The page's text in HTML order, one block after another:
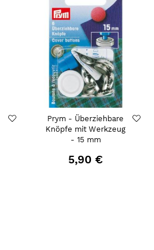
Prym - Überziehbare
Knöpfe mit Werkzeug
- 15 mm
5,90 €